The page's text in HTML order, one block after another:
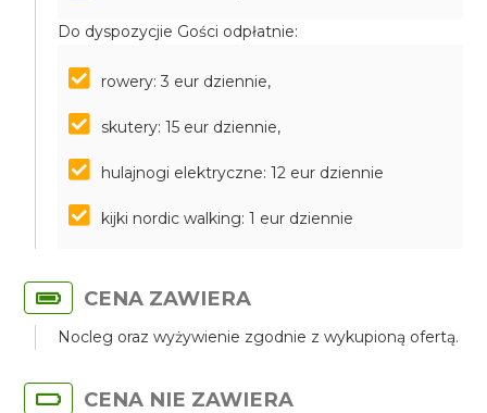
Do dyspozycjie Gości odpłatnie:
rowery: 3 eur dziennie,
skutery: 15 eur dziennie,
hulajnogi elektryczne: 12 eur dziennie
kijki nordic walking: 1 eur dziennie
CENA ZAWIERA
Nocleg oraz wyżywienie zgodnie z wykupioną ofertą.
CENA NIE ZAWIERA